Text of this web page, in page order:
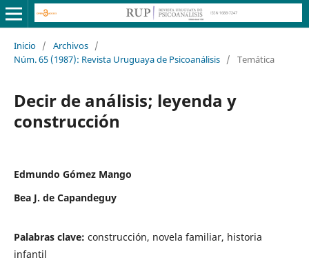
Inicio / Archivos /
Núm. 65 (1987): Revista Uruguaya de Psicoanálisis / Temática
Decir de análisis; leyenda y
construcción
Edmundo Gómez Mango
Bea J. de Capandeguy
Palabras clave: construcción, novela familiar, historia
infantil